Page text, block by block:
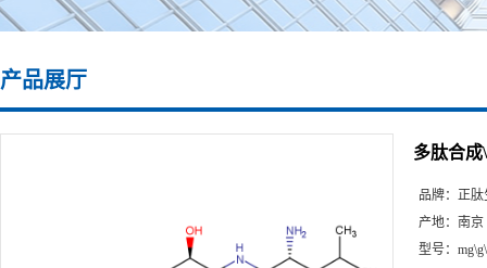
产品展厅
多肽合成
品牌： 正肽
产地： 南京
型号：